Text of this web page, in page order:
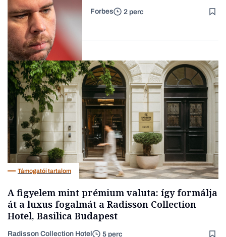
Lista
Társadalom
Forbes 2 perc
Támogatói tartalom
A figyelem mint prémium valuta: így formálja
át a luxus fogalmát a Radisson Collection
Hotel, Basilica Budapest
Radisson Collection Hotel 5 perc